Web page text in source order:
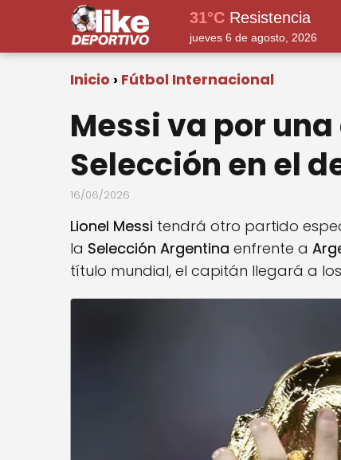
31°CResistencia
jueves 6 de agosto, 2026
Inicio Fútbol Internacional
Messi va por
Selección en el
16/06/2026
Lionel Messi tendrá otro partido
la Selección Argentina enfrente a
título mundial, el capitán llegará a los